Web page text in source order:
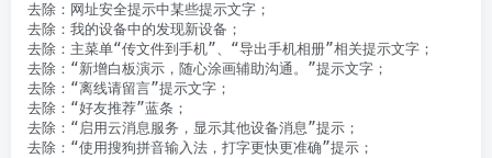
去除：网址安全提示中某些提示文字；
去除：我的设备中的发现新设备；
去除：主菜单“传文件到手机”、“导出手机相册”相关提示文字；
去除：“新增白板演示，随心涂画辅助沟通。”提示文字；
去除：“离线请留言”提示文字；
去除：“好友推荐”蓝条；
去除：“启用云消息服务，显示其他设备消息”提示；
去除：“使用搜狗拼音输入法，打字更快更准确”提示；